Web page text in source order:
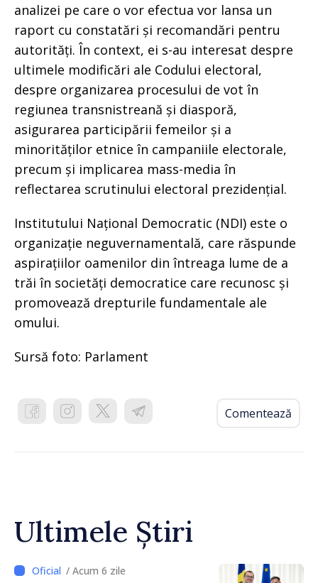
analizei pe care o vor efectua vor lansa un
raport cu constatări și recomandări pentru
autorități. În context, ei s-au interesat despre
ultimele modificări ale Codului electoral,
despre organizarea procesului de vot în
regiunea transnistreană și diasporă,
asigurarea participării femeilor și a
minorităților etnice în campaniile electorale,
precum și implicarea mass-media în
reflectarea scrutinului electoral prezidențial.
Institutului Național Democratic (NDI) este o
organizație neguvernamentală, care răspunde
aspirațiilor oamenilor din întreaga lume de a
trăi în societăți democratice care recunosc și
promovează drepturile fundamentale ale
omului.
Sursă foto: Parlament
Comentează
Ultimele Știri
/ Acum 6 zile